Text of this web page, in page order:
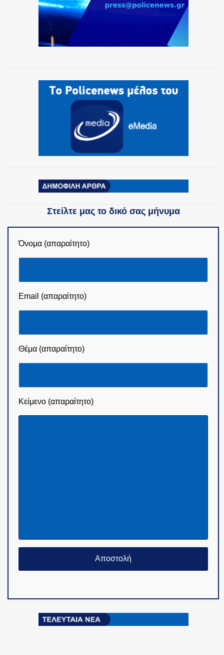
Στείλτε μας το δικό σας μήνυμα
Όνομα (απαραίτητο)
Email (απαραίτητο)
Θέμα (απαραίτητο)
Κείμενο (απαραίτητο)